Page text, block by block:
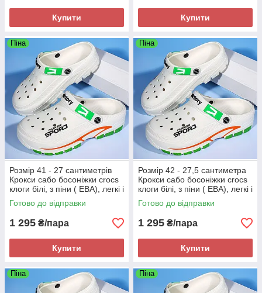
Купити Купити
Піна
Розмір 41 - 27 сантиметрів
Крокси сабо босоніжки crocs
клоги білі, з піни ( ЕВА), легкі і
зручні
Готово до відправки
1 295 ₴/пара
Купити
Піна
Розмір 42 - 27,5 сантиметра
Крокси сабо босоніжки crocs
клоги білі, з піни ( ЕВА), легкі і
зручні
Готово до відправки
1 295 ₴/пара
Купити
Піна Піна